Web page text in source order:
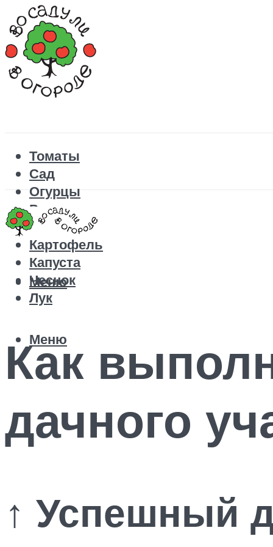
Томаты
Сад
Огурцы
Рецепты
Перец
Картофель
Капуста
Чеснок
Лук
Меню
Меню
Как
дачного
↑ Успешный